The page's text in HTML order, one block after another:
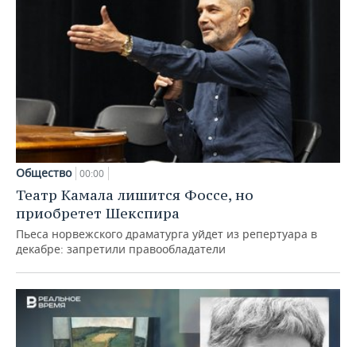
Общество 00:00
Театр Камала лишится Фоссе, но
приобретет Шекспира
Пьеса норвежского драматурга уйдет из репертуара в
декабре: запретили правообладатели